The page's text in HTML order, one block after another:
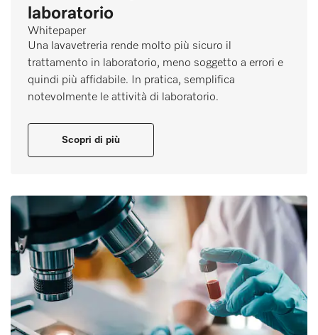
laboratorio
Whitepaper
Una lavavetreria rende molto più sicuro il
trattamento in laboratorio, meno soggetto a errori e
quindi più affidabile. In pratica, semplifica
notevolmente le attività di laboratorio.
Scopri di più